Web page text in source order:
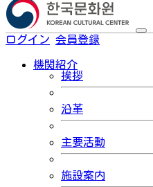
ログイン 会員登録
機関紹介
挨拶
沿革
主要活動
施設案内